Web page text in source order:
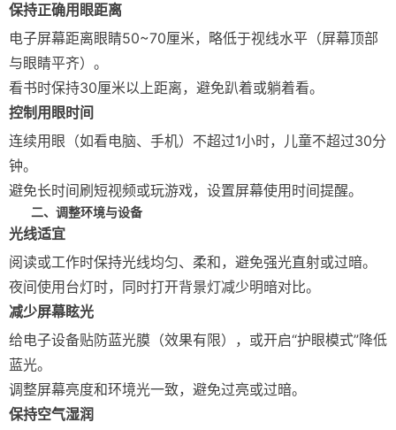
保持正确用眼距离
电子屏幕距离眼睛50~70厘米，略低于视线水平（屏幕顶部
与眼睛平齐）。
看书时保持30厘米以上距离，避免趴着或躺着看。
控制用眼时间
连续用眼（如看电脑、手机）不超过1小时，儿童不超过30分
钟。
避免长时间刷短视频或玩游戏，设置屏幕使用时间提醒。
二、调整环境与设备
光线适宜
阅读或工作时保持光线均匀、柔和，避免强光直射或过暗。
夜间使用台灯时，同时打开背景灯减少明暗对比。
减少屏幕眩光
给电子设备贴防蓝光膜（效果有限），或开启“护眼模式”降低
蓝光。
调整屏幕亮度和环境光一致，避免过亮或过暗。
保持空气湿润